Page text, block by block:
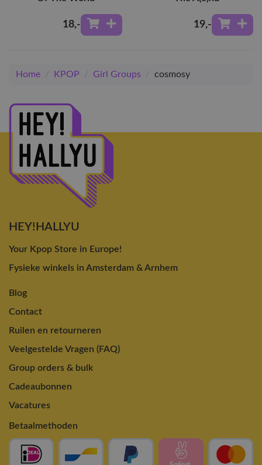
18,- 19,-
Home / KPOP / Girl Groups / cosmosy
HEY!HALLYU
Your Kpop Store in Europe!
Fysieke winkels in Amsterdam & Arnhem
Blog
Contact
Ruilen en retourneren
Veelgestelde Vragen (FAQ)
Group orders & bulk
Cadeaubonnen
Vacatures
Betaalmethoden